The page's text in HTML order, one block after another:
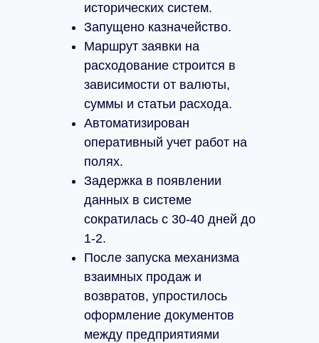
исторических систем.
Запущено казначейство.
Маршрут заявки на
расходование строится в
зависимости от валюты,
суммы и статьи расхода.
Автоматизирован
оперативный учет работ на
полях.
Задержка в появлении
данных в системе
сократилась с 30-40 дней до
1-2.
После запуска механизма
взаимных продаж и
возвратов, упростилось
оформление документов
между предприятиями